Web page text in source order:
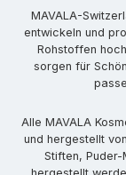
MAVALA-
entwickeln und
Rohstoffen
sorgen für
Alle MAVALA
und hergestellt
Stiften, Puder-